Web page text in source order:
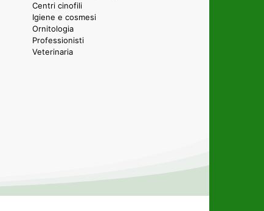
Centri cinofili
Igiene e cosmesi
Ornitologia
Professionisti
Veterinaria